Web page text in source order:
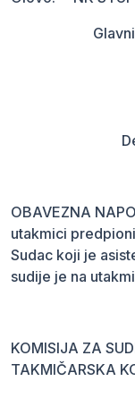
Glavni
A 1:
A 2:
Delegat:
OBAVEZNA
utakmici
Sudac koji je
sudije je na
KOMISIJA
TAKMIČARSKA